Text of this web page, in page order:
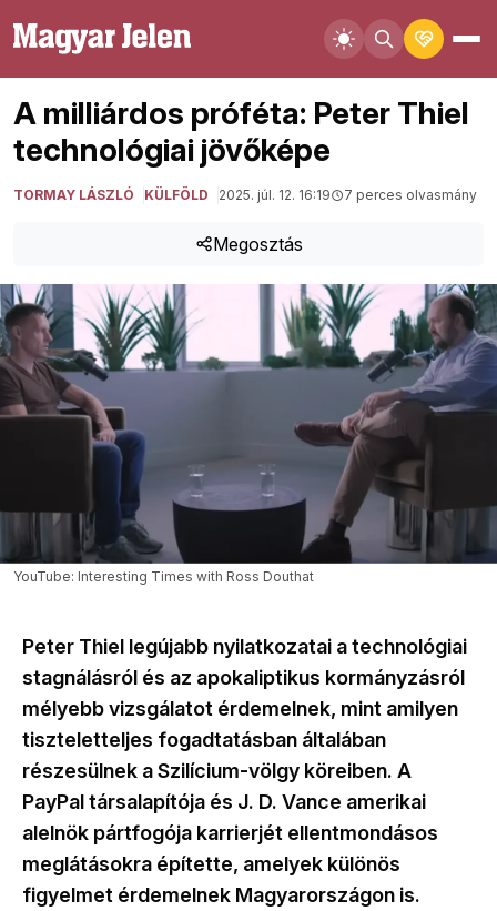
A milliárdos próféta: Peter Thiel
technológiai jövőképe
TORMAY LÁSZLÓ KÜLFÖLD 2025. júl. 12. 16:19 7 perces olvasmány
Megosztás
YouTube: Interesting Times with Ross Douthat
Peter Thiel legújabb nyilatkozatai a technológiai
stagnálásról és az apokaliptikus kormányzásról
mélyebb vizsgálatot érdemelnek, mint amilyen
tiszteletteljes fogadtatásban általában
részesülnek a Szilícium-völgy köreiben. A
PayPal társalapítója és J. D. Vance amerikai
alelnök pártfogója karrierjét ellentmondásos
meglátásokra építette, amelyek különös
figyelmet érdemelnek Magyarországon is.